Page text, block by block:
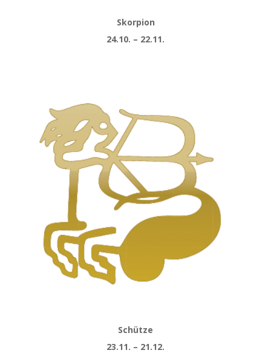
Skorpion
24.10. – 22.11.
Schütze
23.11. – 21.12.